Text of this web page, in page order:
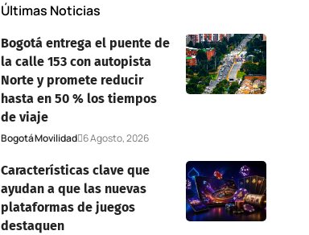
Últimas Noticias
Bogotá entrega el puente de
la calle 153 con autopista
Norte y promete reducir
hasta en 50 % los tiempos
de viaje
BogotáMovilidad 6 Agosto, 2026
Características clave que
ayudan a que las nuevas
plataformas de juegos
destaquen